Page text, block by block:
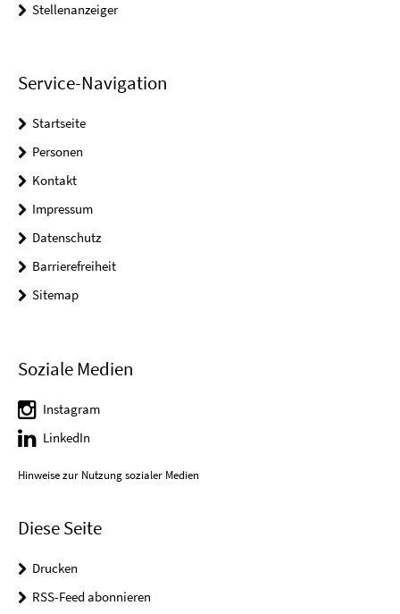
Stellenanzeiger
Service-Navigation
Startseite
Personen
Kontakt
Impressum
Datenschutz
Barrierefreiheit
Sitemap
Soziale Medien
Instagram
LinkedIn
Hinweise zur Nutzung sozialer Medien
Diese Seite
Drucken
RSS-Feed abonnieren